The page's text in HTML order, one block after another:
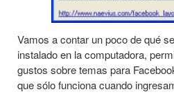
Vamos a contar un poco de qué
instalado en la computadora,
gustos sobre temas para
que sólo funciona cuando